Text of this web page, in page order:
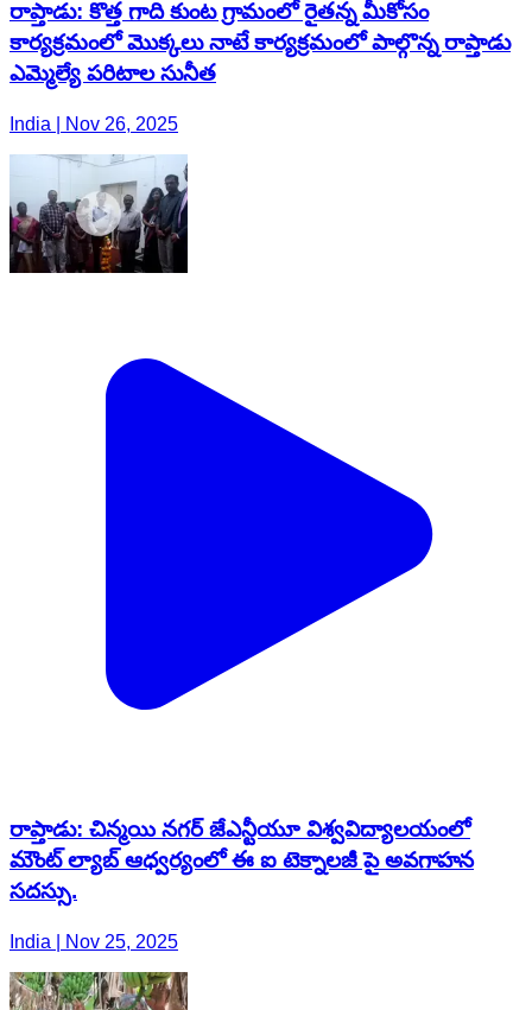
రాప్తాడు: కొత్త గాది కుంట గ్రామంలో రైతన్న మీకోసం
కార్యక్రమంలో మొక్కలు నాటే కార్యక్రమంలో పాల్గొన్న రాప్తాడు
ఎమ్మెల్యే పరిటాల సునీత
India | Nov 26, 2025
రాప్తాడు: చిన్మయి నగర్ జేఎన్టీయూ విశ్వవిద్యాలయంలో
మౌంట్ ల్యాబ్ ఆధ్వర్యంలో ఈ ఐ టెక్నాలజీ పై అవగాహన
సదస్సు.
India | Nov 25, 2025